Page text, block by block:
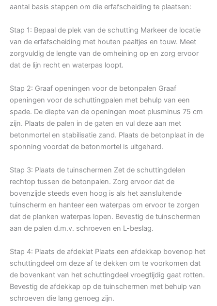
aantal basis stappen om die erfafscheiding te plaatsen:
Stap 1: Bepaal de plek van de schutting Markeer de locatie
van de erfafscheiding met houten paaltjes en touw. Meet
zorgvuldig de lengte van de omheining op en zorg ervoor
dat de lijn recht en waterpas loopt.
Stap 2: Graaf openingen voor de betonpalen Graaf
openingen voor de schuttingpalen met behulp van een
spade. De diepte van de openingen moet plusminus 75 cm
zijn. Plaats de palen in de gaten en vul deze aan met
betonmortel en stabilisatie zand. Plaats de betonplaat in de
sponning voordat de betonmortel is uitgehard.
Stap 3: Plaats de tuinschermen Zet de schuttingdelen
rechtop tussen de betonpalen. Zorg ervoor dat de
bovenzijde steeds even hoog is als het aansluitende
tuinscherm en hanteer een waterpas om ervoor te zorgen
dat de planken waterpas lopen. Bevestig de tuinschermen
aan de palen d.m.v. schroeven en L-beslag.
Stap 4: Plaats de afdeklat Plaats een afdekkap bovenop het
schuttingdeel om deze af te dekken om te voorkomen dat
de bovenkant van het schuttingdeel vroegtijdig gaat rotten.
Bevestig de afdekkap op de tuinschermen met behulp van
schroeven die lang genoeg zijn.